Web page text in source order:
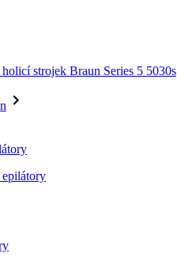
strojek Braun Series 5 5030s
epilátory